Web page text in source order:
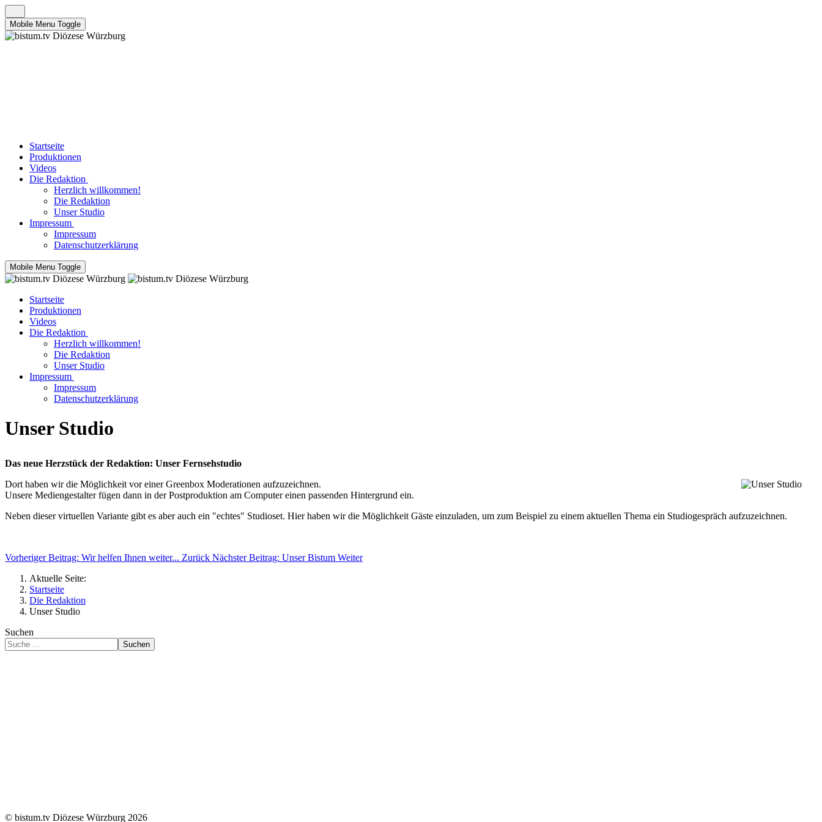
Mobile Menu Toggle
Startseite
Produktionen
Videos
Die Redaktion
Herzlich willkommen!
Die Redaktion
Unser Studio
Impressum
Impressum
Datenschutzerklärung
Mobile Menu Toggle
Startseite
Produktionen
Videos
Die Redaktion
Herzlich willkommen!
Die Redaktion
Unser Studio
Impressum
Impressum
Datenschutzerklärung
Unser Studio
Das neue Herzstück der Redaktion: Unser Fernsehstudio
Dort haben wir die Möglichkeit vor einer Greenbox Moderationen aufzuzeichnen.
Unsere Mediengestalter fügen dann in der Postproduktion am Computer einen passenden Hintergrund ein.
Neben dieser virtuellen Variante gibt es aber auch ein "echtes" Studioset. Hier haben wir die Möglichkeit Gäste einzuladen, um zum Beispiel zu einem aktuellen Thema ein Studiogespräch aufzuzeichnen.
Vorheriger Beitrag: Wir helfen Ihnen weiter... Zurück Nächster Beitrag: Unser Bistum Weiter
Aktuelle Seite:
Startseite
Die Redaktion
Unser Studio
Suchen
Suchen
© bistum.tv Diözese Würzburg 2026